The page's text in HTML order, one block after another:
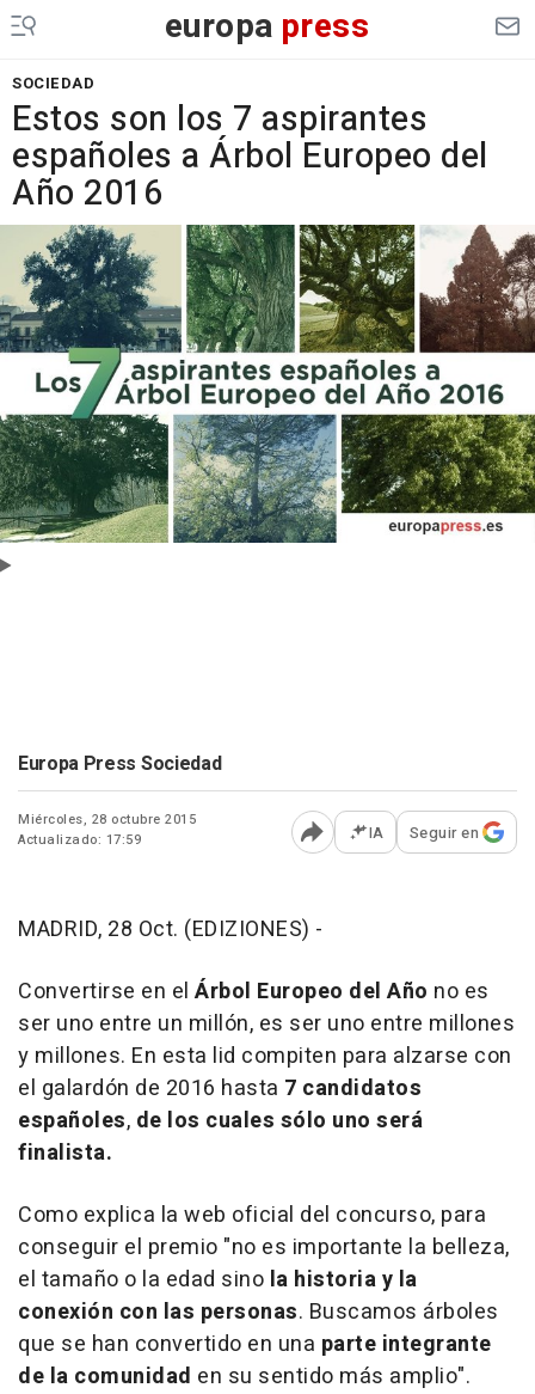
europa press
SOCIEDAD
Estos son los 7 aspirantes
españoles a Árbol Europeo del
Año 2016
Europa Press Sociedad
Miércoles, 28 octubre 2015
Actualizado: 17:59
Abrir opciones para
IA Seguir en
MADRID, 28 Oct. (EDIZIONES) -
Convertirse en el Árbol Europeo del Año no es
ser uno entre un millón, es ser uno entre millones
y millones. En esta lid compiten para alzarse con
el galardón de 2016 hasta 7 candidatos
españoles, de los cuales sólo uno será
finalista.
Como explica la web oficial del concurso, para
conseguir el premio "no es importante la belleza,
el tamaño o la edad sino la historia y la
conexión con las personas. Buscamos árboles
que se han convertido en una parte integrante
de la comunidad en su sentido más amplio".